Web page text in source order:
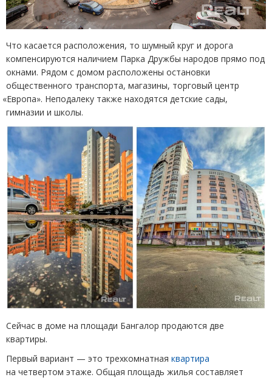
Что касается расположения, то шумный круг и дорога
компенсируются наличием Парка Дружбы народов прямо под
окнами. Рядом с домом расположены остановки
общественного транспорта, магазины, торговый центр
«Европа». Неподалеку также находятся детские сады,
гимназии и школы.
Сейчас в доме на площади Бангалор продаются две
квартиры.
Первый вариант — это трехкомнатная квартира
на четвертом этаже. Общая площадь жилья составляет